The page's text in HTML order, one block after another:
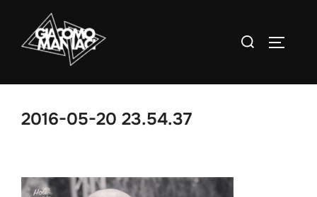
contenuto
Cerca
2016-05-20 23.54.37